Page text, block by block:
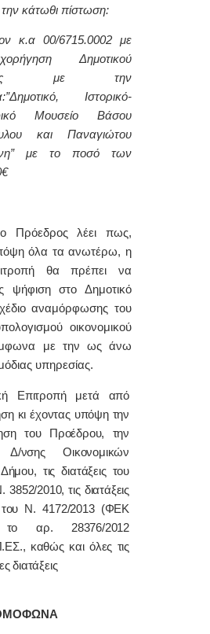
κάτωθι πίστωση:
κ.α 00/6715.0002 με
Δημοτικού
με την
Ιστορικό-
Μουσείο Βάσου
και Παναγιώτου
με το ποσό των
λέει πως,
όλα τα ανωτέρω, η
θα πρέπει να
ψήφιση στο Δημοτικό
αναμόρφωσης του
οικονομικού
με την ως άνω
υπηρεσίας.
Επιτροπή μετά από
κι έχοντας υπόψη την
του Προέδρου, την
νσης Οικονομικών
τις διατάξεις του
2010, τις διατάξεις
Ν. 4172/2013 (ΦΕΚ
το αρ. 28376/2012
καθώς και όλες τις
διατάξεις